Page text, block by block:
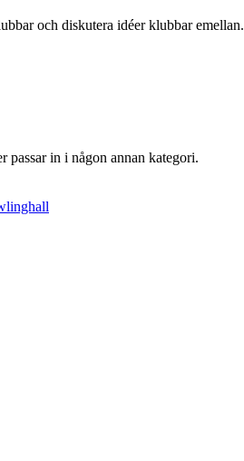
och diskutera idéer klubbar emellan.
passar in i någon annan kategori.